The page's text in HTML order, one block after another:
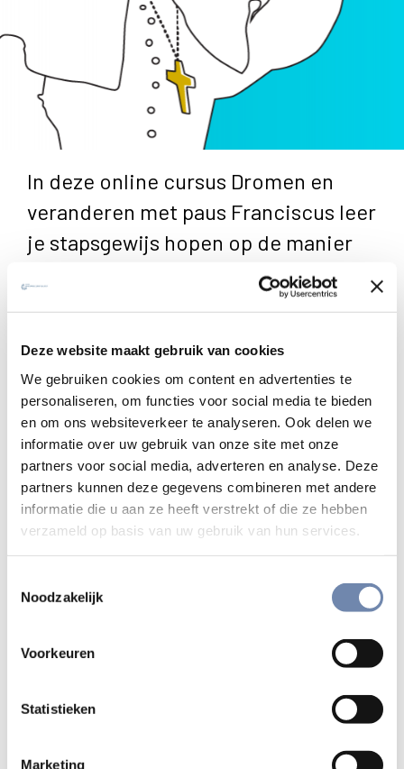
Deze website maakt gebruik van cookies
We gebruiken cookies om content en advertenties te
personaliseren, om functies voor social media te bieden
en om ons websiteverkeer te analyseren. Ook delen we
informatie over uw gebruik van onze site met onze
partners voor social media, adverteren en analyse. Deze
partners kunnen deze gegevens combineren met andere
informatie die u aan ze heeft verstrekt of die ze hebben
verzameld op basis van uw gebruik van hun services.
Noodzakelijk
Voorkeuren
Statistieken
Marketing
In deze online cursus Dromen en
veranderen met paus Franciscus leer
je stapsgewijs hopen op de manier
De cursus Dromen en veranderen met paus Franciscus van
Future.
Dromen van een betere wereld
Paus Franciscus houdt een krachtig pleidooi om als betere
mensen en een betere wereld uit de huidige crisis te
komen. Hij wil je helpen om de echte problemen in de
wereld onder ogen te zien, om te onderscheiden wat
belangrijk is en om je waarden in de wereld te realiseren.
Nu is de goede tijd om te dromen van een andere en betere
wereld.